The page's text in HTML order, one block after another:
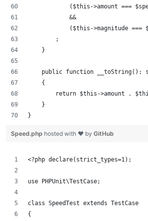
($this->amount ===
            &&
($this->magnitude ===
        ;
    }
public function __toString():
    {
return $this->amount .
    }
}
Speed.php hosted with ❤ by GitHub
<?php declare(strict_types=1);
use PHPUnit\TestCase;
class SpeedTest extends TestCase
{